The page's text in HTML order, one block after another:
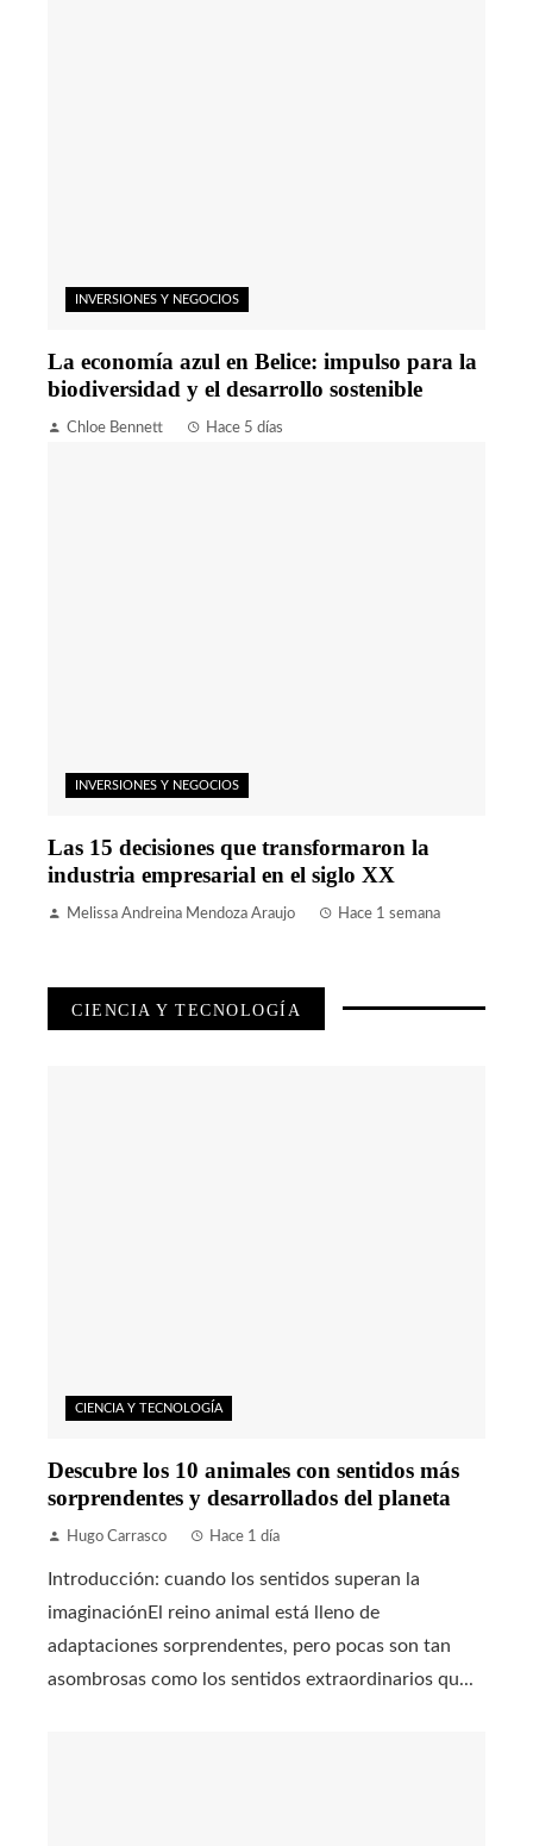
INVERSIONES Y NEGOCIOS
La economía azul en Belice: impulso para la
biodiversidad y el desarrollo sostenible
Chloe Bennett Hace 5 días
INVERSIONES Y NEGOCIOS
Las 15 decisiones que transformaron la
industria empresarial en el siglo XX
Melissa Andreina Mendoza Araujo Hace 1 semana
CIENCIA Y TECNOLOGÍA
CIENCIA Y TECNOLOGÍA
Descubre los 10 animales con sentidos más
sorprendentes y desarrollados del planeta
Hugo Carrasco Hace 1 día
Introducción: cuando los sentidos superan la
imaginaciónEl reino animal está lleno de
adaptaciones sorprendentes, pero pocas son tan
asombrosas como los sentidos extraordinarios qu...